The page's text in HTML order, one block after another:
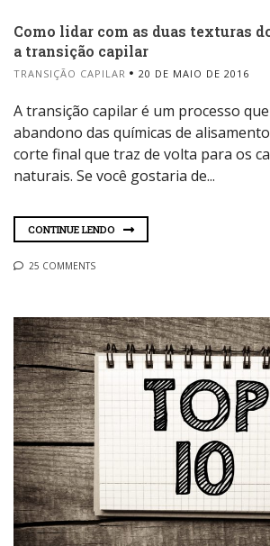
Como lidar com as duas texturas
a transição capilar
TRANSIÇÃO CAPILAR 20 DE MAIO DE 2016
A transição capilar é um processo
abandono das químicas de
corte final que traz de volta para os
naturais. Se você gostaria de...
CONTINUE LENDO
25 COMMENTS